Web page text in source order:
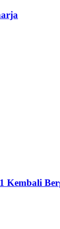
Kembali